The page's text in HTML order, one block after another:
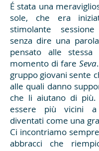
É stata una
sole, che era
stimolante
senza dire una
pensato alle
momento di fare Seva
gruppo giovani sente
alle quali danno
che li aiutano di
essere più vicini
diventati come una
Ci incontriamo
abbracci che